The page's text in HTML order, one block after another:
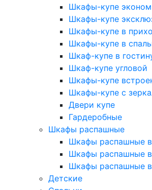
Шкафы-купе эконом
Шкафы-купе
Шкафы-купе в
Шкафы-купе в
Шкаф-купе в
Шкаф-купе угловой
Шкафы-купе
Шкафы-купе с
Двери купе
Гардеробные
Шкафы распашные
Шкафы распашные
Шкафы распашные
Шкафы распашные
Детские